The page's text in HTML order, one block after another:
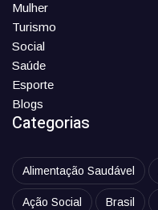
Mulher
Turismo
Social
Saúde
Esporte
Blogs
Categorias
Alimentação Saudável
Ação Social Brasil